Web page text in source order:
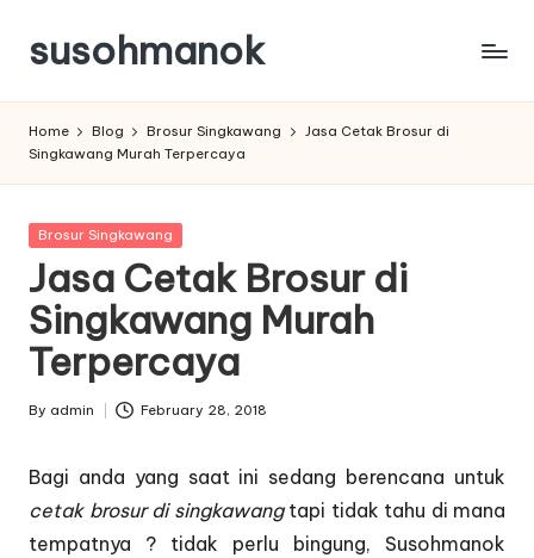
Skip
content
susohmanok
Home Blog Brosur Singkawang
Jasa Cetak Brosur di
Singkawang Murah Terpercaya
Posted
Brosur Singkawang
Jasa Cetak Brosur di
Singkawang Murah
Terpercaya
Posted
By admin February 28, 2018
Bagi anda yang saat ini sedang berencana untuk
cetak brosur di singkawangtapi tidak tahu di mana
tempatnya ? tidak perlu bingung, Susohmanok